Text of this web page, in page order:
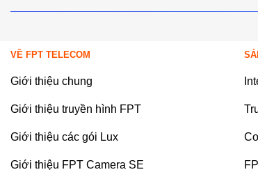
VỀ FPT TELECOM
Giới thiệu chung
Giới thiệu truyền hình FPT
Giới thiệu các gói Lux
Giới thiệu FPT Camera SE